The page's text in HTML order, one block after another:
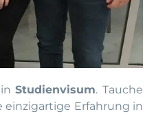
Studienvisum. Tauche
einzigartige Erfahrung in